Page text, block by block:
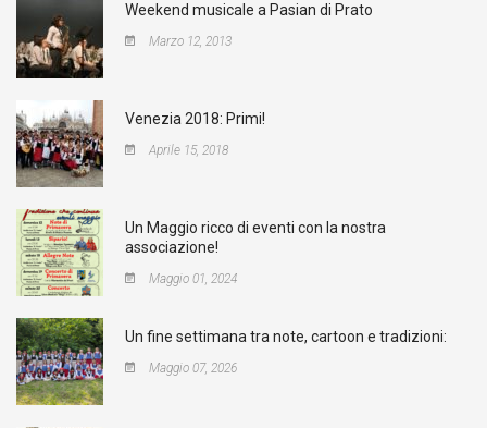
Weekend musicale a Pasian di Prato
Marzo 12, 2013
Venezia 2018: Primi!
Aprile 15, 2018
Un Maggio ricco di eventi con la nostra
associazione!
Maggio 01, 2024
Un fine settimana tra note, cartoon e tradizioni:
Maggio 07, 2026